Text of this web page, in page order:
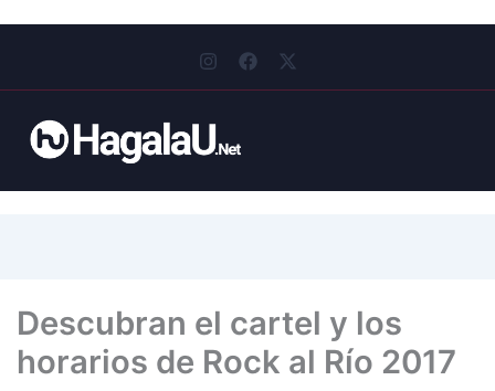
n
r
m
a
-
r
Descubran el cartel y los
horarios de Rock al Río 2017